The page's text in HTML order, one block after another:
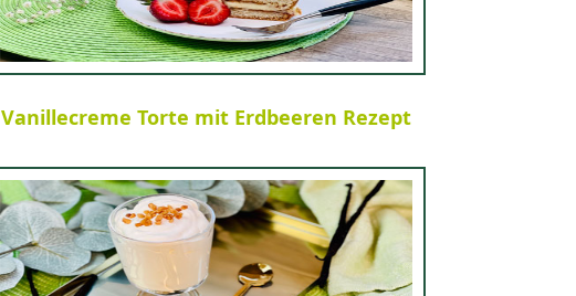
Vanillecreme Torte mit Erdbeeren Rezept